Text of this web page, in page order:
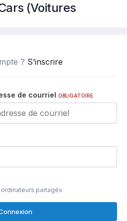
(Voitures
? S’inscrire
de courriel OBLIGATOIRE
partagés